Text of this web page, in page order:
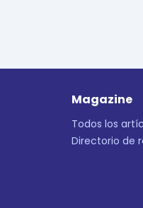
Magazine
Todos los
Directorio de